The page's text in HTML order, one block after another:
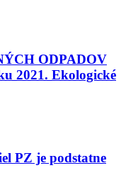
ODPADOV
2021. Ekologické
PZ je podstatne